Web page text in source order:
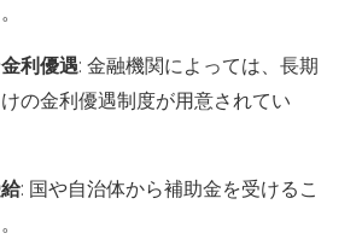
利優遇: 金融機関によっては、長期
の金利優遇制度が用意されてい
: 国や自治体から補助金を受けるこ